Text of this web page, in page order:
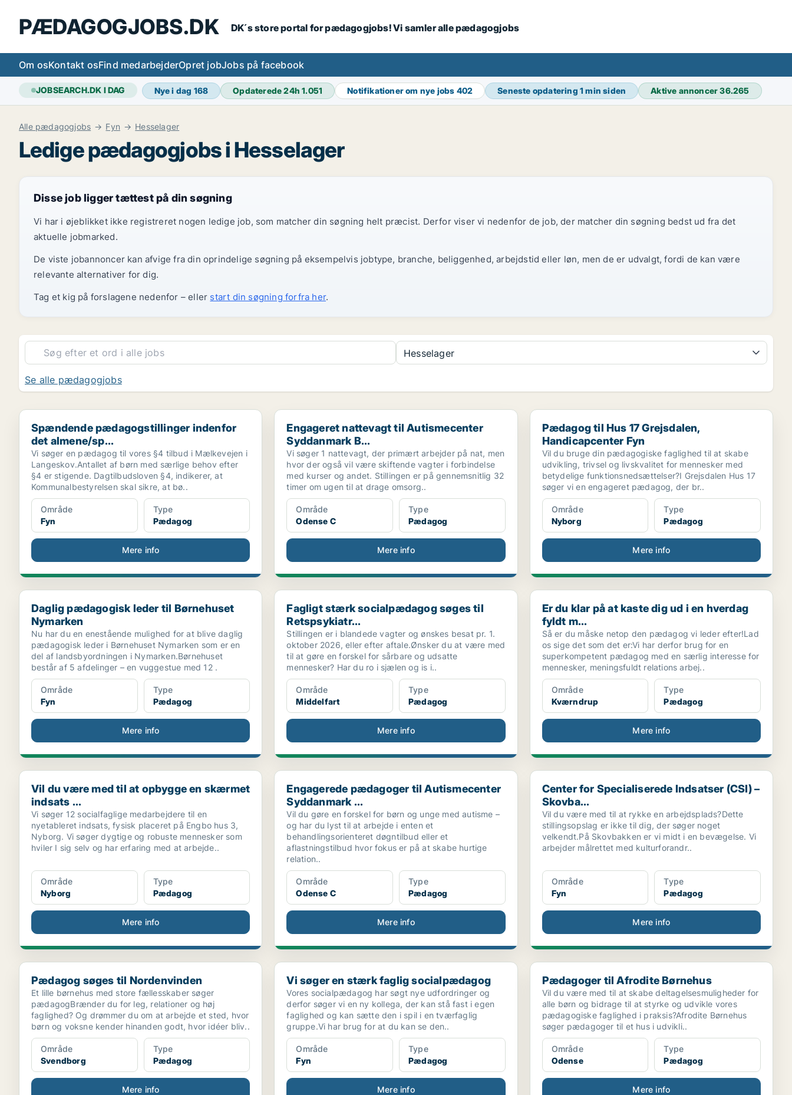
PÆDAGOGJOBS.DK DK´s store portal for pædagogjobs! Vi samler alle pædagogjobs
Om osKontakt osFind medarbejderOpret jobJobs på facebook
JOBSEARCH.DK I DAG Nye i dag 168 Opdaterede 24h1.051 Notifikationer om nye jobs 402 Seneste opdatering1 min siden Aktive annoncer36.265
Alle pædagogjobs Fyn Hesselager
Ledige pædagogjobs i Hesselager
Disse job ligger tættest på din søgning
Vi har i øjeblikket ikke registreret nogen ledige job, som matcher din søgning helt præcist. Derfor viser vi nedenfor de job, der matcher din søgning bedst ud fra det
aktuelle jobmarked.
De viste jobannoncer kan afvige fra din oprindelige søgning på eksempelvis jobtype, branche, beliggenhed, arbejdstid eller løn, men de er udvalgt, fordi de kan være
relevante alternativer for dig.
Tag et kig på forslagene nedenfor – eller start din søgning forfra her.
Hesselager
Se alle pædagogjobs
Spændende pædagogstillinger indenfor det almene/sp...
Spændende pædagogstillinger indenfor
det almene/sp...
Vi søger en pædagog til vores §4 tilbud i Mælkevejen i
Langeskov.Antallet af børn med særlige behov efter
§4 er stigende. Dagtilbudsloven §4, indikerer, at
Kommunalbestyrelsen skal sikre, at bø..
Område
Fyn
Type
Pædagog
Mere info
Engageret nattevagt til Autismecenter Syddanmark B...
Engageret nattevagt til Autismecenter
Syddanmark B...
Vi søger 1 nattevagt, der primært arbejder på nat, men
hvor der også vil være skiftende vagter i forbindelse
med kurser og andet. Stillingen er på gennemsnitlig 32
timer om ugen til at drage omsorg..
Område
Odense C
Type
Pædagog
Mere info
Pædagog til Hus 17 Grejsdalen, Handicapcenter Fyn
Pædagog til Hus 17 Grejsdalen,
Handicapcenter Fyn
Vil du bruge din pædagogiske faglighed til at skabe
udvikling, trivsel og livskvalitet for mennesker med
betydelige funktionsnedsættelser?I Grejsdalen Hus 17
søger vi en engageret pædagog, der br..
Område
Nyborg
Type
Pædagog
Mere info
Daglig pædagogisk leder til Børnehuset Nymarken
Daglig pædagogisk leder til Børnehuset
Nymarken
Nu har du en enestående mulighed for at blive daglig
pædagogisk leder i Børnehuset Nymarken som er en
del af landsbyordningen i Nymarken.Børnehuset
består af 5 afdelinger – en vuggestue med 12 .
Område
Fyn
Type
Pædagog
Mere info
Fagligt stærk socialpædagog søges til Retspsykiatr...
Fagligt stærk socialpædagog søges til
Retspsykiatr...
Stillingen er i blandede vagter og ønskes besat pr. 1.
oktober 2026, eller efter aftale.Ønsker du at være med
til at gøre en forskel for sårbare og udsatte
mennesker? Har du ro i sjælen og is i..
Område
Middelfart
Type
Pædagog
Mere info
Er du klar på at kaste dig ud i en hverdag fyldt m...
Er du klar på at kaste dig ud i en hverdag
fyldt m...
Så er du måske netop den pædagog vi leder efter!Lad
os sige det som det er:Vi har derfor brug for en
superkompetent pædagog med en særlig interesse for
mennesker, meningsfuldt relations arbej..
Område
Kværndrup
Type
Pædagog
Mere info
Vil du være med til at opbygge en skærmet indsats ...
Vil du være med til at opbygge en skærmet
indsats ...
Vi søger 12 socialfaglige medarbejdere til en
nyetableret indsats, fysisk placeret på Engbo hus 3,
Nyborg. Vi søger dygtige og robuste mennesker som
hviler I sig selv og har erfaring med at arbejde..
Område
Nyborg
Type
Pædagog
Mere info
Engagerede pædagoger til Autismecenter Syddanmark ...
Engagerede pædagoger til Autismecenter
Syddanmark ...
Vil du gøre en forskel for børn og unge med autisme –
og har du lyst til at arbejde i enten et
behandlingsorienteret døgntilbud eller et
aflastningstilbud hvor fokus er på at skabe hurtige
relation..
Område
Odense C
Type
Pædagog
Mere info
Center for Specialiserede Indsatser (CSI) – Skovba...
Center for Specialiserede Indsatser (CSI) –
Skovba...
Vil du være med til at rykke en arbejdsplads?Dette
stillingsopslag er ikke til dig, der søger noget
velkendt.På Skovbakken er vi midt i en bevægelse. Vi
arbejder målrettet med kulturforandr..
Område
Fyn
Type
Pædagog
Mere info
Pædagog søges til Nordenvinden
Pædagog søges til Nordenvinden
Et lille børnehus med store fællesskaber søger
pædagogBrænder du for leg, relationer og høj
faglighed? Og drømmer du om at arbejde et sted, hvor
børn og voksne kender hinanden godt, hvor idéer bliv..
Område
Svendborg
Type
Pædagog
Mere info
Vi søger en stærk faglig socialpædagog
Vi søger en stærk faglig socialpædagog
Vores socialpædagog har søgt nye udfordringer og
derfor søger vi en ny kollega, der kan stå fast i egen
faglighed og kan sætte den i spil i en tværfaglig
gruppe.Vi har brug for at du kan se den..
Område
Fyn
Type
Pædagog
Mere info
Pædagoger til Afrodite Børnehus
Pædagoger til Afrodite Børnehus
Vil du være med til at skabe deltagelsesmuligheder for
alle børn og bidrage til at styrke og udvikle vores
pædagogiske faglighed i praksis?Afrodite Børnehus
søger pædagoger til et hus i udvikli..
Område
Odense
Type
Pædagog
Mere info